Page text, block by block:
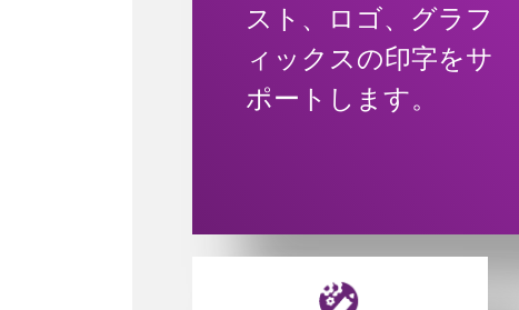
スト、ロゴ、グラフ
ィックスの印字をサ
ポートします。